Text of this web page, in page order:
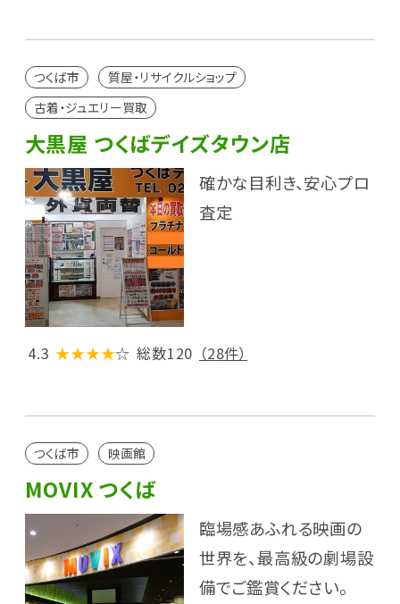
つくば市
質屋・リサイクルショップ
古着・ジュエリー買取
大黒屋 つくばデイズタウン店
確かな目利き、安心プロ
査定
4.3 ★★★★☆ 総数120 （28件）
つくば市 映画館
MOVIX つくば
臨場感あふれる映画の
世界を、最高級の劇場設
備でご鑑賞ください。